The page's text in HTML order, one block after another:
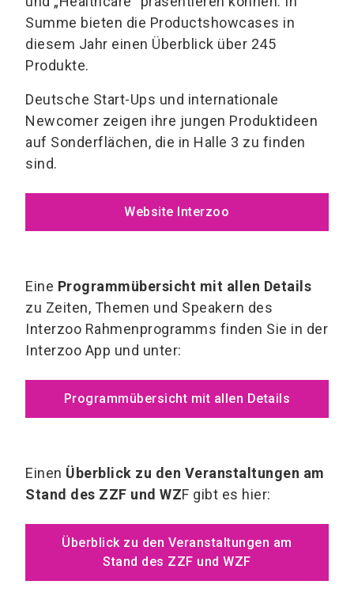
Summe bieten die Productshowcases in
diesem Jahr einen Überblick über 245
Produkte.
Deutsche Start-Ups und internationale
Newcomer zeigen ihre jungen Produktideen
auf Sonderflächen, die in Halle 3 zu finden
sind.
Website Interzoo
Eine Programmübersicht mit allen Details
zu Zeiten, Themen und Speakern des
Interzoo Rahmenprogramms finden Sie in der
Interzoo App und unter:
Programmübersicht mit allen Details
Einen Überblick zu den Veranstaltungen am
Stand des ZZF und WZF gibt es hier:
Überblick zu den Veranstaltungen am
Stand des ZZF und WZF